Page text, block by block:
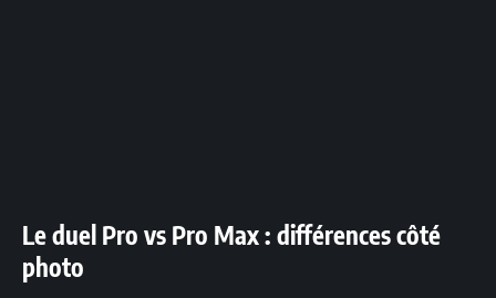
Le duel Pro vs Pro Max : différences côté
photo